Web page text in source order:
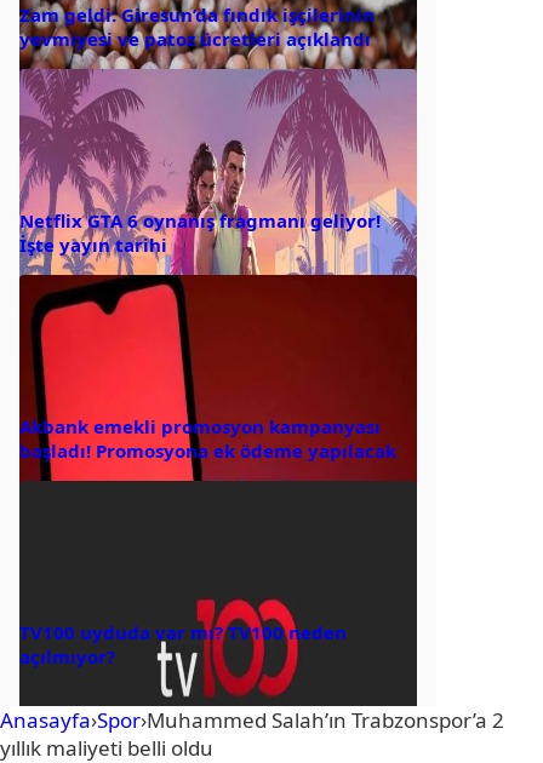
Zam geldi: Giresun’da fındık işçilerinin
yevmiyesi ve patoz ücretleri açıklandı
Netflix GTA 6 oynanış fragmanı geliyor!
İşte yayın tarihi
Akbank emekli promosyon kampanyası
başladı! Promosyona ek ödeme yapılacak
TV100 uyduda var mı? TV100 neden
açılmıyor?
Anasayfa›Spor›Muhammed Salah’ın Trabzonspor’a 2
yıllık maliyeti belli oldu